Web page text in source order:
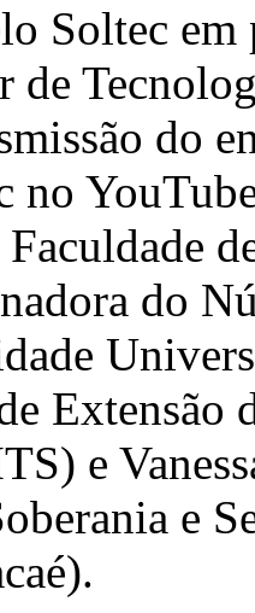
Soltec
de
do
no
Faculdade
do
Extensão
e
e